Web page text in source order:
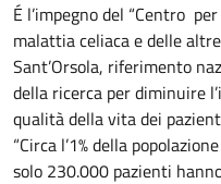
É l’impegno del “Centro
malattia celiaca e delle
Sant’Orsola, riferimento
della ricerca per diminuire
qualità della vita dei
“Circa l’1% della
solo 230.000 pazienti